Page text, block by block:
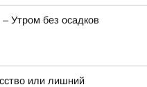
Утром без осадков
или лишний